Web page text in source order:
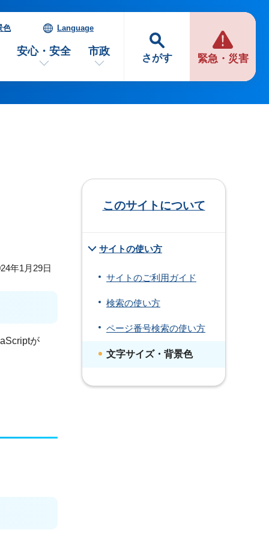
さがす 緊急・災害
色 Language
安心・安全 市政
年1月29日
が
このサイトについて
サイトの使い方
サイトのご利用ガイド
検索の使い方
ページ番号検索の使い方
文字サイズ・背景色